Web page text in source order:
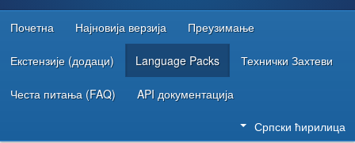
РЕСУРСИ ЗА РАЗВОЈ
Почетна Најновија верзија Преузимање
Екстензије (додаци) Language Packs Технички Захтеви
Честа питања (FAQ) API документација
Српски ћирилица